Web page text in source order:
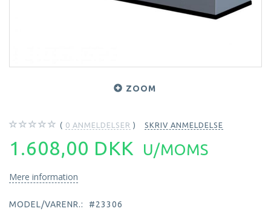
ZOOM
0 ANMELDELSER SKRIV ANMELDELSE
1.608,00 DKK U/MOMS
Mere information
MODEL/VARENR.: #23306